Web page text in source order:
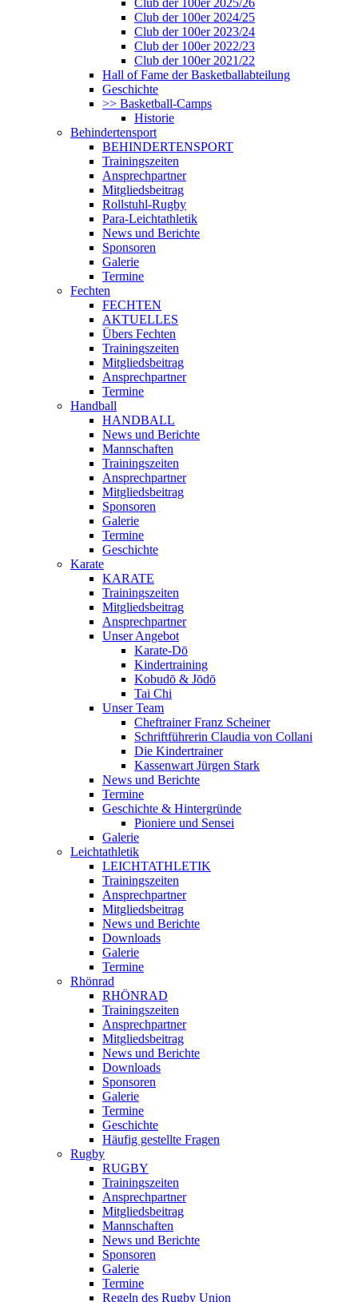
Club der 100er 2025/26
Club der 100er 2024/25
Club der 100er 2023/24
Club der 100er 2022/23
Club der 100er 2021/22
Hall of Fame der Basketballabteilung
Geschichte
>> Basketball-Camps
Historie
Behindertensport
BEHINDERTENSPORT
Trainingszeiten
Ansprechpartner
Mitgliedsbeitrag
Rollstuhl-Rugby
Para-Leichtathletik
News und Berichte
Sponsoren
Galerie
Termine
Fechten
FECHTEN
AKTUELLES
Übers Fechten
Trainingszeiten
Mitgliedsbeitrag
Ansprechpartner
Termine
Handball
HANDBALL
News und Berichte
Mannschaften
Trainingszeiten
Ansprechpartner
Mitgliedsbeitrag
Sponsoren
Galerie
Termine
Geschichte
Karate
KARATE
Trainingszeiten
Mitgliedsbeitrag
Ansprechpartner
Unser Angebot
Karate-Dō
Kindertraining
Kobudō & Jōdō
Tai Chi
Unser Team
Cheftrainer Franz Scheiner
Schriftführerin Claudia von Collani
Die Kindertrainer
Kassenwart Jürgen Stark
News und Berichte
Termine
Geschichte & Hintergründe
Pioniere und Sensei
Galerie
Leichtathletik
LEICHTATHLETIK
Trainingszeiten
Ansprechpartner
Mitgliedsbeitrag
News und Berichte
Downloads
Galerie
Termine
Rhönrad
RHÖNRAD
Trainingszeiten
Ansprechpartner
Mitgliedsbeitrag
News und Berichte
Downloads
Sponsoren
Galerie
Termine
Geschichte
Häufig gestellte Fragen
Rugby
RUGBY
Trainingszeiten
Ansprechpartner
Mitgliedsbeitrag
Mannschaften
News und Berichte
Sponsoren
Galerie
Termine
Regeln des Rugby Union